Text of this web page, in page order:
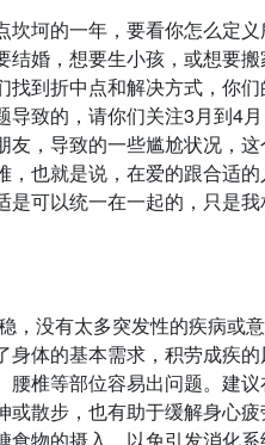
坎坷的一年，要看你怎么定
结婚，想要生小孩，或想要
找到折中点和解决方式，你
导致的，请你们关注3月到4
友，导致的一些尴尬状况，
，也就是说，在爱的跟合适
是可以统一在一起的，只是
，没有太多突发性的疾病或
身体的基本需求，积劳成疾
腰椎等部位容易出问题。建
或散步，也有助于缓解身心